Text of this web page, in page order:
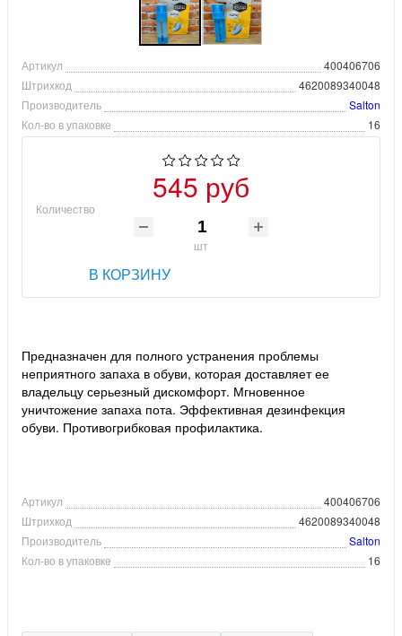
Артикул
400406706
Штрихкод
4620089340048
Производитель
Salton
Кол-во в упаковке
16
545 руб
Количество
шт
В КОРЗИНУ
Предназначен для полного устранения проблемы
неприятного запаха в обуви, которая доставляет ее
владельцу серьезный дискомфорт. Мгновенное
уничтожение запаха пота. Эффективная дезинфекция
обуви. Противогрибковая профилактика.
Артикул
400406706
Штрихкод
4620089340048
Производитель
Salton
Кол-во в упаковке
16